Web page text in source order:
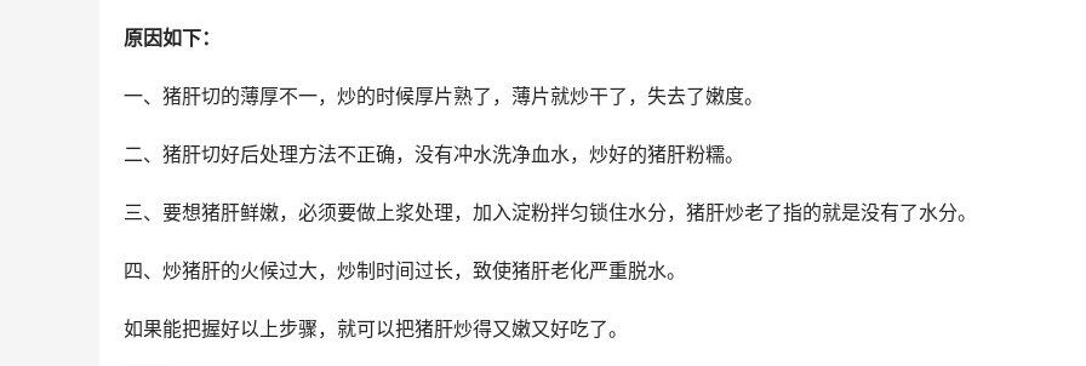
原因如下：
一、猪肝切的薄厚不一，炒的时候厚片熟了，薄片就炒干了，失去了嫩度。
二、猪肝切好后处理方法不正确，没有冲水洗净血水，炒好的猪肝粉糯。
三、要想猪肝鲜嫩，必须要做上浆处理，加入淀粉拌匀锁住水分，猪肝炒老了指的就是没有了水分。
四、炒猪肝的火候过大，炒制时间过长，致使猪肝老化严重脱水。
如果能把握好以上步骤，就可以把猪肝炒得又嫩又好吃了。